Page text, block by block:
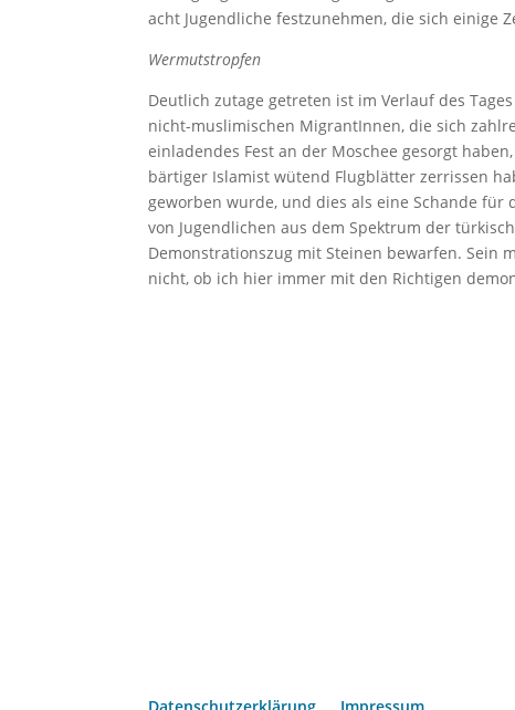
acht Jugendliche festzunehmen, die sich einige
Wermutstropfen
Deutlich zutage getreten ist im Verlauf des
nicht-muslimischen MigrantInnen, die sich
einladendes Fest an der Moschee gesorgt
bärtiger Islamist wütend Flugblätter zerrissen
geworben wurde, und dies als eine Schande
von Jugendlichen aus dem Spektrum der
Demonstrationszug mit Steinen bewarfen. Sein
nicht, ob ich hier immer mit den Richtigen